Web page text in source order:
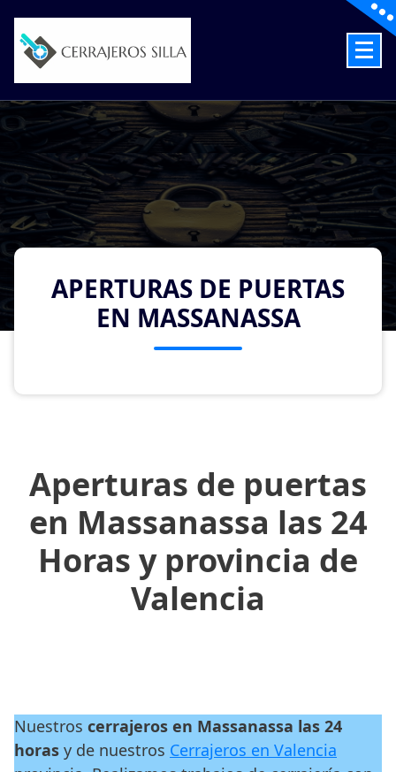
content
APERTURAS DE PUERTAS
EN MASSANASSA
Aperturas de puertas
en Massanassa las 24
Horas y provincia de
Valencia
Nuestros cerrajeros en Massanassa las 24
horas y de nuestros Cerrajeros en Valencia